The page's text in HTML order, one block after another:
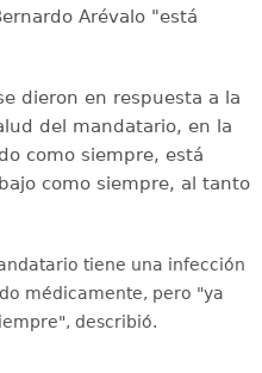
Arévalo "está
dieron en respuesta a la
del mandatario, en la
como siempre, está
como siempre, al tanto
tiene una infección
médicamente, pero "ya
describió.